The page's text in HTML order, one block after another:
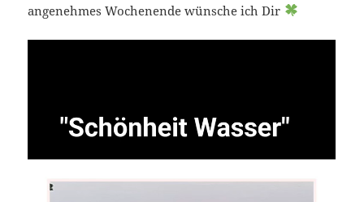
angenehmes Wochenende wünsche ich Dir